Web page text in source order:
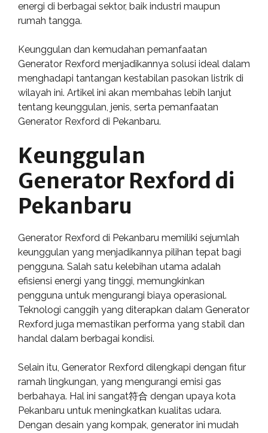
energi di berbagai sektor, baik industri maupun
rumah tangga.
Keunggulan dan kemudahan pemanfaatan
Generator Rexford menjadikannya solusi ideal dalam
menghadapi tantangan kestabilan pasokan listrik di
wilayah ini. Artikel ini akan membahas lebih lanjut
tentang keunggulan, jenis, serta pemanfaatan
Generator Rexford di Pekanbaru.
Keunggulan
Generator Rexford di
Pekanbaru
Generator Rexford di Pekanbaru memiliki sejumlah
keunggulan yang menjadikannya pilihan tepat bagi
pengguna. Salah satu kelebihan utama adalah
efisiensi energi yang tinggi, memungkinkan
pengguna untuk mengurangi biaya operasional.
Teknologi canggih yang diterapkan dalam Generator
Rexford juga memastikan performa yang stabil dan
handal dalam berbagai kondisi.
Selain itu, Generator Rexford dilengkapi dengan fitur
ramah lingkungan, yang mengurangi emisi gas
berbahaya. Hal ini sangat符合 dengan upaya kota
Pekanbaru untuk meningkatkan kualitas udara.
Dengan desain yang kompak, generator ini mudah